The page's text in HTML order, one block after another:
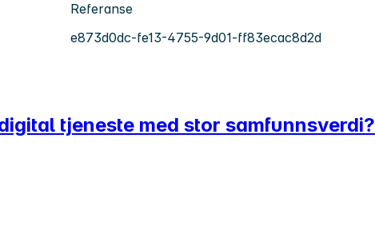
Referanse
e873d0dc-fe13-4755-9d01-ff83ecac8d2d
tjeneste med stor samfunnsverdi?